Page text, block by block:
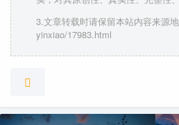
3.文章转载时请保留本站内容来源
yinxiao/17983.html